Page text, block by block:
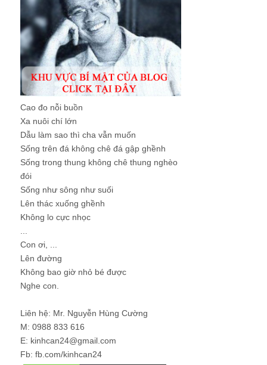
Cao đo nỗi buồn
Xa nuôi chí lớn
Dẫu làm sao thì cha vẫn muốn
Sống trên đá không chê đá gập ghềnh
Sống trong thung không chê thung nghèo
đói
Sống như sông như suối
Lên thác xuống ghềnh
Không lo cực nhọc
Con ơi, ...
Lên đường
Không bao giờ nhỏ bé được
Nghe con.
Liên hệ: Mr. Nguyễn Hùng Cường
M: 0988 833 616
E: kinhcan24@gmail.com
Fb: fb.com/kinhcan24